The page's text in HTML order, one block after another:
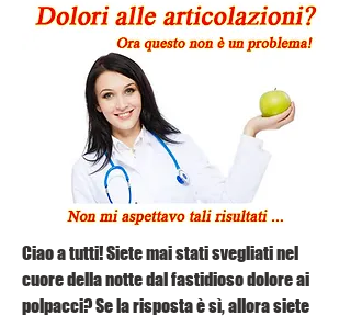
Ciao a tutti! Siete mai stati svegliati nel
cuore della notte dal fastidioso dolore ai
polpacci? Se la risposta è sì, allora siete